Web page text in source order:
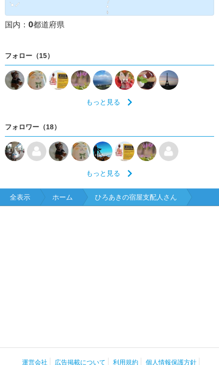
国内： 0都道府県
フォロー（15）
もっと見る
フォロワー（18）
もっと見る
全表示 ホーム ひろあきの宿屋支配人さん
運営会社 広告掲載について 利用規約 個人情報保護方針